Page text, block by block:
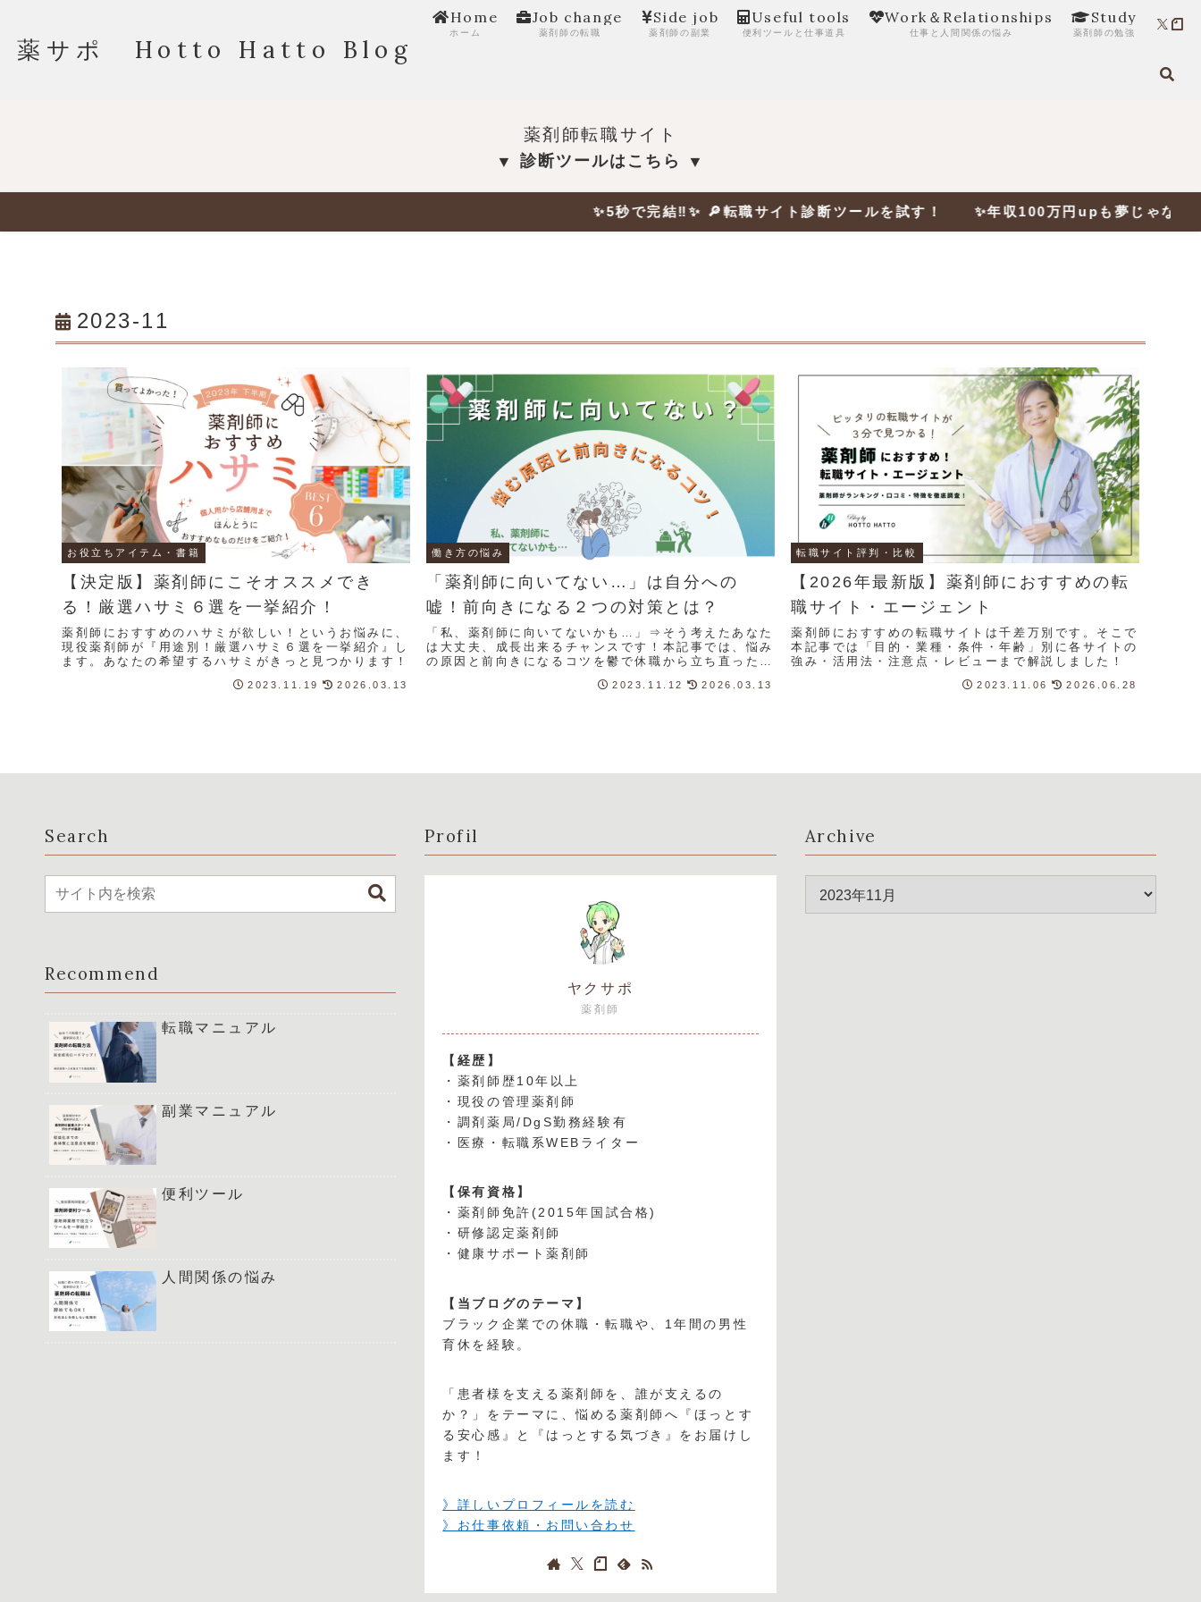
薬サポ Hotto Hatto Blog
Home
ホーム
Job change
薬剤師の転職
Side job
薬剤師の副業
Useful tools
便利ツールと仕事道具
Work＆Relationships
仕事と人間関係の悩み
Study
薬剤師の勉強
薬剤師転職サイト
▼ 診断ツールはこちら ▼
✨5秒で完結‼✨ 🔎転職サイト診断ツールを試す！ ✨年収100万円upも夢じゃない‼✨ 🔎
2023-11
お役立ちアイテム・書籍
【決定版】薬剤師にこそオススメでき
る！厳選ハサミ６選を一挙紹介！
薬剤師におすすめのハサミが欲しい！というお悩みに、
現役薬剤師が『用途別！厳選ハサミ６選を一挙紹介』し
ます。あなたの希望するハサミがきっと見つかります！
2023.11.19 2026.03.13
働き方の悩み
「薬剤師に向いてない…」は自分への
嘘！前向きになる２つの対策とは？
「私、薬剤師に向いてないかも…」⇒そう考えたあなた
は大丈夫、成長出来るチャンスです！本記事では、悩み
の原因と前向きになるコツを鬱で休職から立ち直った薬
2023.11.12 2026.03.13
転職サイト評判・比較
【2026年最新版】薬剤師におすすめの転
職サイト・エージェント
薬剤師におすすめの転職サイトは千差万別です。そこで
本記事では「目的・業種・条件・年齢」別に各サイトの
強み・活用法・注意点・レビューまで解説しました！
2023.11.06 2026.06.28
Search
Recommend
転職マニュアル
副業マニュアル
便利ツール
人間関係の悩み
Profil
ヤクサポ
薬剤師
【経歴】
・薬剤師歴10年以上
・現役の管理薬剤師
・調剤薬局/DgS勤務経験有
・医療・転職系WEBライター
【保有資格】
・薬剤師免許(2015年国試合格)
・研修認定薬剤師
・健康サポート薬剤師
【当ブログのテーマ】
ブラック企業での休職・転職や、1年間の男性
育休を経験。
「患者様を支える薬剤師を、誰が支えるの
か？」をテーマに、悩める薬剤師へ『ほっとす
る安心感』と『はっとする気づき』をお届けし
ます！
》詳しいプロフィールを読む
》お仕事依頼・お問い合わせ
Archive